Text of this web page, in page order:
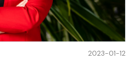
2023-01-12